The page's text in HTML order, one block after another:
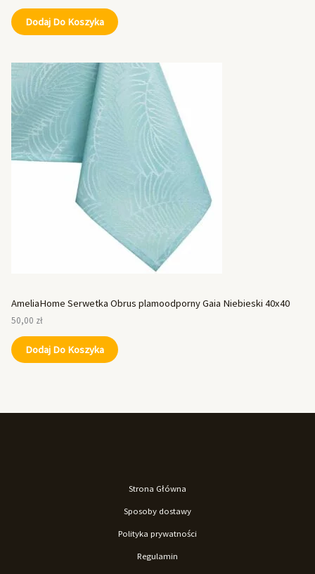
Dodaj Do Koszyka
AmeliaHome Serwetka Obrus plamoodporny Gaia Niebieski 40x40
50,00 zł
Dodaj Do Koszyka
Strona Główna
Sposoby dostawy
Polityka prywatności
Regulamin